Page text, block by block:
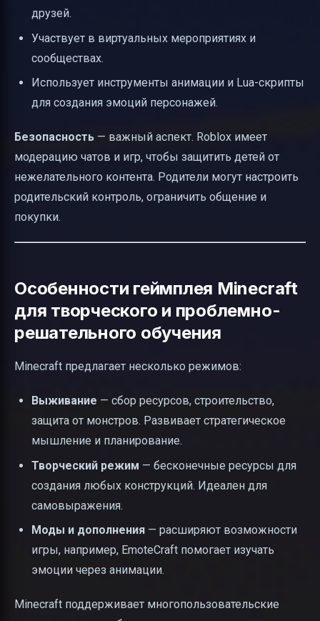
друзей.
Участвует в виртуальных мероприятиях и
сообществах.
Использует инструменты анимации и Lua-скрипты
для создания эмоций персонажей.
Безопасность — важный аспект. Roblox имеет
модерацию чатов и игр, чтобы защитить детей от
нежелательного контента. Родители могут настроить
родительский контроль, ограничить общение и
покупки.
Особенности геймплея Minecraft
для творческого и проблемно-
решательного обучения
Minecraft предлагает несколько режимов:
Выживание — сбор ресурсов, строительство,
защита от монстров. Развивает стратегическое
мышление и планирование.
Творческий режим — бесконечные ресурсы для
создания любых конструкций. Идеален для
самовыражения.
Моды и дополнения — расширяют возможности
игры, например, EmoteCraft помогает изучать
эмоции через анимации.
Minecraft поддерживает многопользовательские